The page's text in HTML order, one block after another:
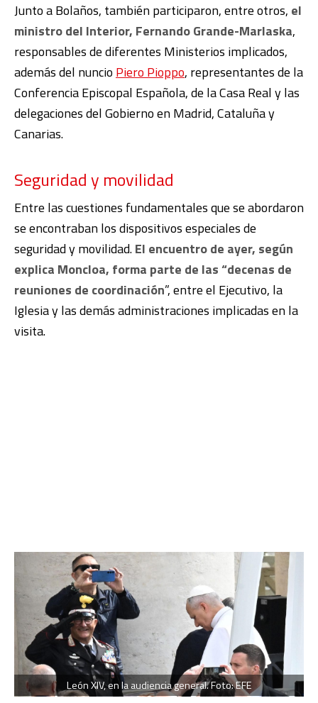
Junto a Bolaños, también participaron, entre otros, el
ministro del Interior, Fernando Grande-Marlaska,
responsables de diferentes Ministerios implicados,
además del nuncio Piero Pioppo, representantes de la
Conferencia Episcopal Española, de la Casa Real y las
delegaciones del Gobierno en Madrid, Cataluña y
Canarias.
Seguridad y movilidad
Entre las cuestiones fundamentales que se abordaron
se encontraban los dispositivos especiales de
seguridad y movilidad.El encuentro de ayer, según
explica Moncloa, forma parte de las “decenas de
reuniones de coordinación”, entre el Ejecutivo, la
Iglesia y las demás administraciones implicadas en la
visita.
León XIV, en la audiencia general. Foto: EFE